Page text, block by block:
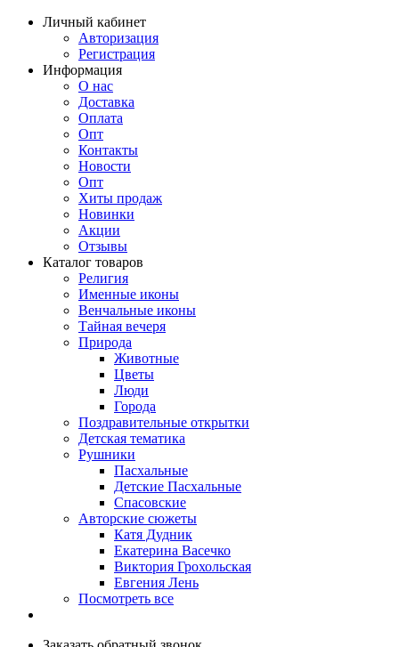
Личный кабинет
Авторизация
Регистрация
Информация
О нас
Доставка
Оплата
Опт
Контакты
Новости
Опт
Хиты продаж
Новинки
Акции
Отзывы
Каталог товаров
Религия
Именные иконы
Венчальные иконы
Тайная вечеря
Природа
Животные
Цветы
Люди
Города
Поздравительные открытки
Детская тематика
Рушники
Пасхальные
Детские Пасхальные
Спасовские
Авторские сюжеты
Катя Дудник
Екатерина Васечко
Виктория Грохольская
Евгения Лень
Посмотреть все